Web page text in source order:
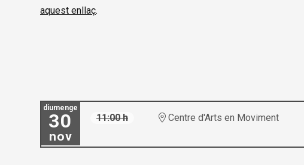
aquest enllaç.
diumenge
30
nov
11:00 h Centre d'Arts en Moviment